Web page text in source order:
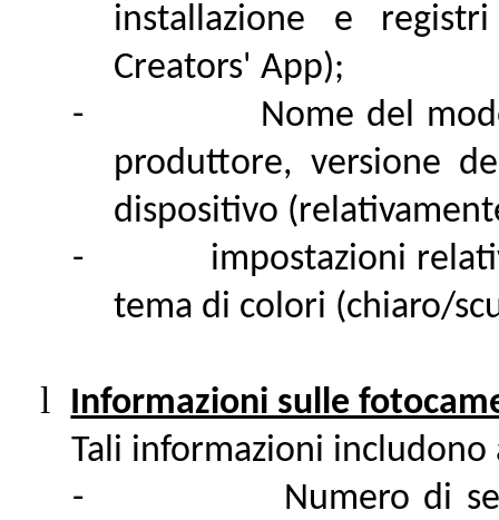
installazione e
Creators' App);
-
Nome del
produttore, versione
dispositivo
-
impostazioni
tema di colori (chiaro/
l
Informazioni sulle
Tali informazioni includono
-
Numero di